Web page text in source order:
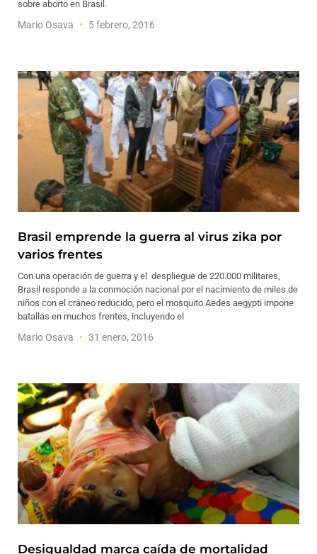
sobre aborto en Brasil.
Mario Osava 5 febrero, 2016
Brasil emprende la guerra al virus zika por
varios frentes
Con una operación de guerra y el despliegue de 220.000 militares,
Brasil responde a la conmoción nacional por el nacimiento de miles de
niños con el cráneo reducido, pero el mosquito Aedes aegypti impone
batallas en muchos frentes, incluyendo el
Mario Osava 31 enero, 2016
Desigualdad marca caída de mortalidad